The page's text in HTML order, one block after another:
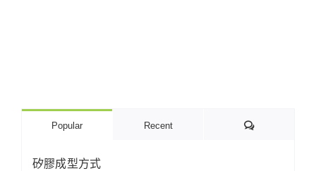
Popular Recent Comments
矽膠成型方式